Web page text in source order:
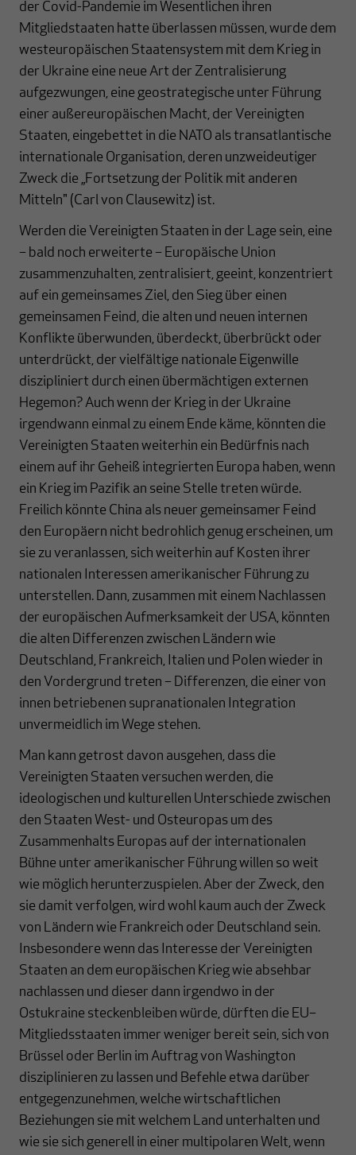
der Covid-Pandemie im Wesentlichen ihren
Mitgliedstaaten hatte überlassen müssen, wurde dem
westeuropäischen Staatensystem mit dem Krieg in
der Ukraine eine neue Art der Zentralisierung
aufgezwungen, eine geostrategische unter Führung
einer außereuropäischen Macht, der Vereinigten
Staaten, eingebettet in die NATO als transatlantische
internationale Organisation, deren unzweideutiger
Zweck die „Fortsetzung der Politik mit anderen
Mitteln" (Carl von Clausewitz) ist.
Werden die Vereinigten Staaten in der Lage sein, eine
– bald noch erweiterte – Europäische Union
zusammenzuhalten, zentralisiert, geeint, konzentriert
auf ein gemeinsames Ziel, den Sieg über einen
gemeinsamen Feind, die alten und neuen internen
Konflikte überwunden, überdeckt, überbrückt oder
unterdrückt, der vielfältige nationale Eigenwille
diszipliniert durch einen übermächtigen externen
Hegemon? Auch wenn der Krieg in der Ukraine
irgendwann einmal zu einem Ende käme, könnten die
Vereinigten Staaten weiterhin ein Bedürfnis nach
einem auf ihr Geheiß integrierten Europa haben, wenn
ein Krieg im Pazifik an seine Stelle treten würde.
Freilich könnte China als neuer gemeinsamer Feind
den Europäern nicht bedrohlich genug erscheinen, um
sie zu veranlassen, sich weiterhin auf Kosten ihrer
nationalen Interessen amerikanischer Führung zu
unterstellen. Dann, zusammen mit einem Nachlassen
der europäischen Aufmerksamkeit der USA, könnten
die alten Differenzen zwischen Ländern wie
Deutschland, Frankreich, Italien und Polen wieder in
den Vordergrund treten – Differenzen, die einer von
innen betriebenen supranationalen Integration
unvermeidlich im Wege stehen.
Man kann getrost davon ausgehen, dass die
Vereinigten Staaten versuchen werden, die
ideologischen und kulturellen Unterschiede zwischen
den Staaten West- und Osteuropas um des
Zusammenhalts Europas auf der internationalen
Bühne unter amerikanischer Führung willen so weit
wie möglich herunterzuspielen. Aber der Zweck, den
sie damit verfolgen, wird wohl kaum auch der Zweck
von Ländern wie Frankreich oder Deutschland sein.
Insbesondere wenn das Interesse der Vereinigten
Staaten an dem europäischen Krieg wie absehbar
nachlassen und dieser dann irgendwo in der
Ostukraine steckenbleiben würde, dürften die EU–
Mitgliedsstaaten immer weniger bereit sein, sich von
Brüssel oder Berlin im Auftrag von Washington
disziplinieren zu lassen und Befehle etwa darüber
entgegenzunehmen, welche wirtschaftlichen
Beziehungen sie mit welchem Land unterhalten und
wie sie sich generell in einer multipolaren Welt, wenn